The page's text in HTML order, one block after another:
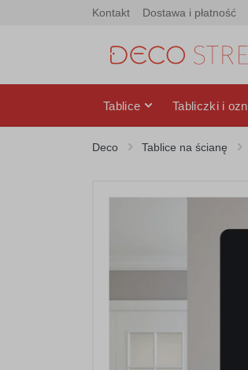
Kontakt Dostawa i płatność
Tablice Tabliczki i
Deco Tablice na ścianę